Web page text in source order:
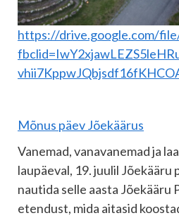
https://drive.google.com/
Mõnus päev Jõekäärus
Vanemad, vanavanemad ja
laupäeval, 19. juulil Jõekääru
nautida selle aasta Jõekääru
etendust, mida aitasid